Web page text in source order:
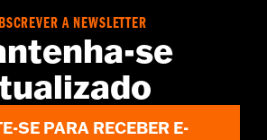
Speaker Kit
Saddlebag Speaker Lids only
A NEWSLETTER
se
SE PARA RECEBER E-